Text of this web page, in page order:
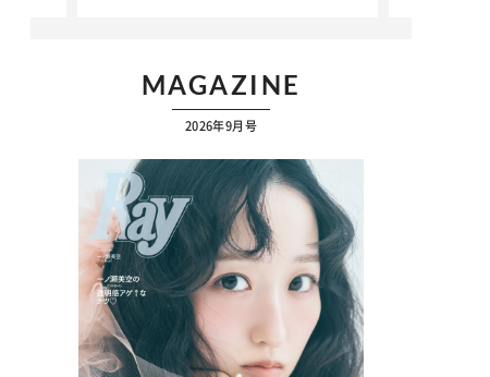
MAGAZINE
2026年9月号